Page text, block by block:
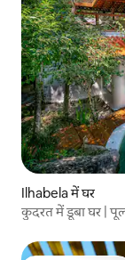
Ilhabela में घर
कुदरत में डूबा घर |